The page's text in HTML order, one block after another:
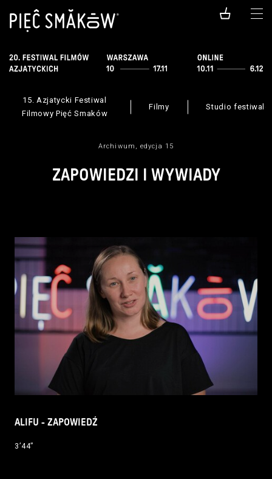
Archiwum, edycja 15
ZAPOWIEDZI I WYWIADY
15. Azjatycki Festiwal
Filmowy Pięć Smaków
Filmy Studio
ALIFU - ZAPOWIEDŹ
3’44’’